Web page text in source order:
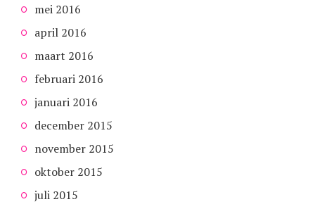
mei 2016
april 2016
maart 2016
februari 2016
januari 2016
december 2015
november 2015
oktober 2015
juli 2015